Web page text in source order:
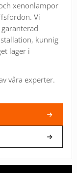
xenonlampor
Vi
kunnig
lager i
våra experter.